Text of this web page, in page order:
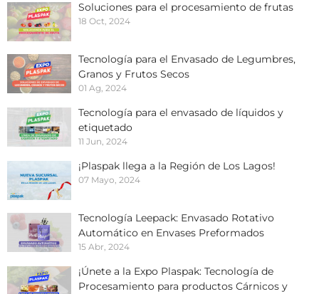
Soluciones para el procesamiento de frutas
18 Oct, 2024
Tecnología para el Envasado de Legumbres,
Granos y Frutos Secos
01 Ag, 2024
Tecnología para el envasado de líquidos y
etiquetado
11 Jun, 2024
¡Plaspak llega a la Región de Los Lagos!
07 Mayo, 2024
Tecnología Leepack: Envasado Rotativo
Automático en Envases Preformados
15 Abr, 2024
¡Únete a la Expo Plaspak: Tecnología de
Procesamiento para productos Cárnicos y